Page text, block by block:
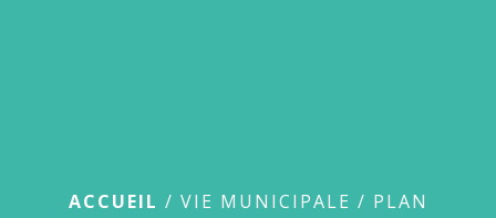
ACCUEIL / VIE MUNICIPALE / PLAN